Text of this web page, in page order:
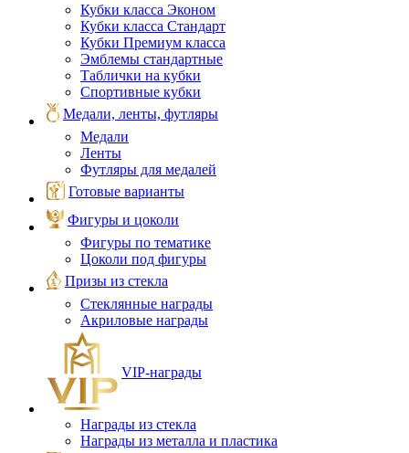
Кубки класса Эконом
Кубки класса Стандарт
Кубки Премиум класса
Эмблемы стандартные
Таблички на кубки
Спортивные кубки
Медали, ленты, футляры
Медали
Ленты
Футляры для медалей
Готовые варианты
Фигуры и цоколи
Фигуры по тематике
Цоколи под фигуры
Призы из стекла
Стеклянные награды
Акриловые награды
VIP‑награды
Награды из стекла
Награды из металла и пластика